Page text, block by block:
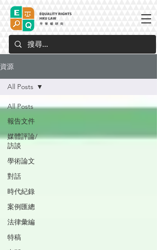
資源
All Posts
報告文件
媒體評論/
訪談
學術論文
對話
時代紀錄
案例匯總
法律彙編
特稿
All Posts